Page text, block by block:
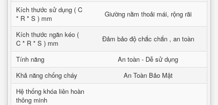
Kích thước sử dụng ( C
* R * S ) mm
Giường nằm thoải mái, rộng rãi
Kích thước ngăn kéo (
C * R * S ) mm
Đảm bảo độ chắc chắn , an toàn
Tính năng
An toàn - Dễ sử dụng
Khả năng chống cháy
An Toàn Bảo Mật
Hệ thống khóa liên hoàn
thông minh